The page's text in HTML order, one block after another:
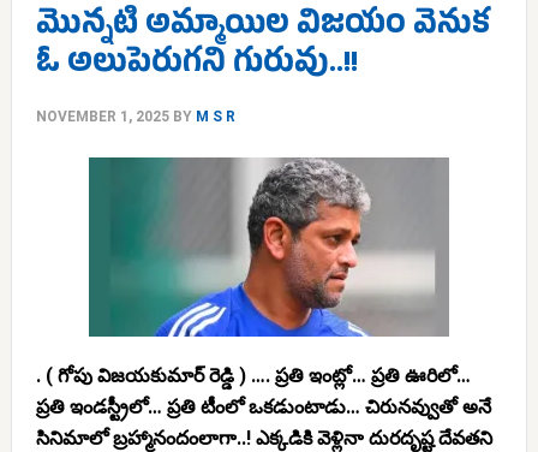
మొన్నటి అమ్మాయిల విజయం వెనుక
ఓ అలుపెరుగని గురువు..!!
NOVEMBER 1, 2025BY M S R
. ( గోపు విజయకుమార్ రెడ్డి ) …. ప్రతి ఇంట్లో… ప్రతి ఊరిలో…
ప్రతి ఇండస్ట్రీలో… ప్రతి టీంలో ఒకడుంటాడు… చిరునవ్వుతో అనే
సినిమాలో బ్రహ్మానందంలాగా..! ఎక్కడికి వెళ్లినా దురదృష్ట దేవతని